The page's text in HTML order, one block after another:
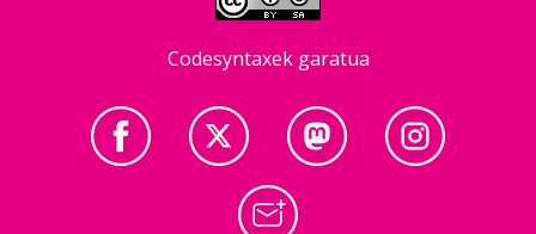
Codesyntaxek garatua